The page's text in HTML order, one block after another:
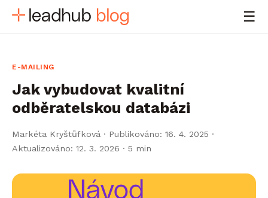
☰
E-MAILING
Jak vybudovat kvalitní
odběratelskou databázi
Markéta Kryštůfková · Publikováno: 16. 4. 2025 ·
Aktualizováno: 12. 3. 2026 · 5 min